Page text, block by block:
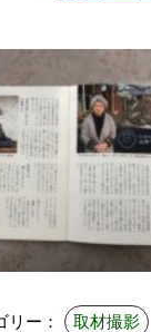
リー： 取材撮影